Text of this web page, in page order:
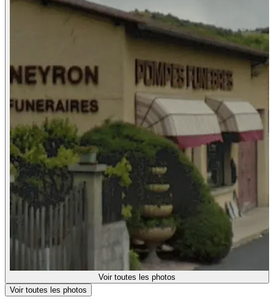
Voir toutes les photos
Voir toutes les photos